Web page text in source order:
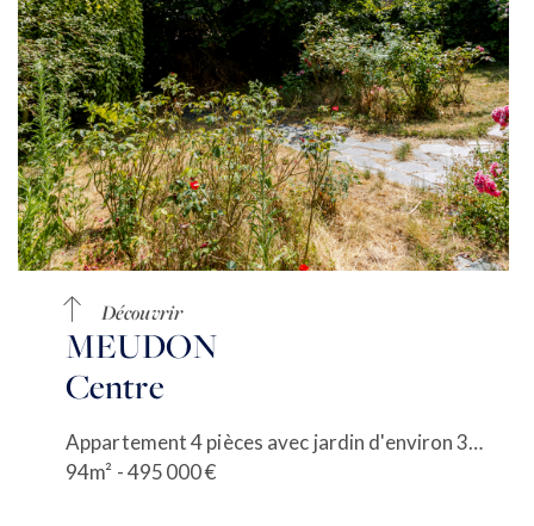
Découvrir
MEUDON
Centre
Appartement 4 pièces avec jardin d'environ 300m²
94m² - 495 000 €